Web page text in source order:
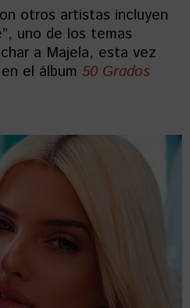
otros artistas incluyen
uno de los temas
a Majela, esta vez
el álbum 50 Grados